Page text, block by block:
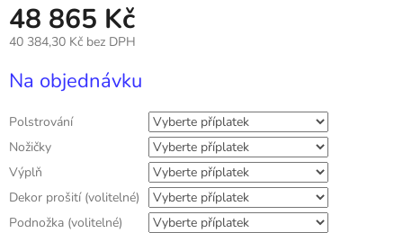
48 865 Kč
40 384,30 Kč bez DPH
cena:
Na objednávku
Polstrování
Nožičky
Výplň
Dekor prošití (volitelné)
Podnožka (volitelné)